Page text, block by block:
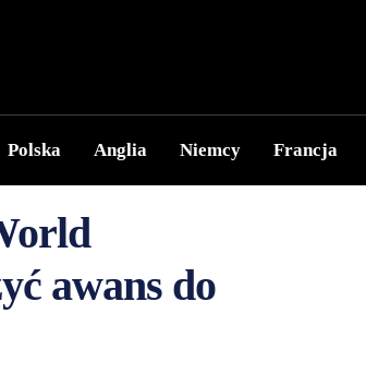
Polska Anglia Niemcy Francja
awans do